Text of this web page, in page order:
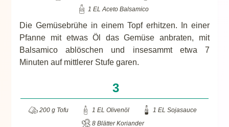
1 EL Aceto Balsamico
Die Gemüsebrühe in einem Topf erhitzen. In einer
Pfanne mit etwas Öl das Gemüse anbraten, mit
Balsamico ablöschen und insesammt etwa 7
Minuten auf mittlerer Stufe garen.
200 g Tofu 1 EL Olivenöl
1 EL Sojasauce
8 Blätter Koriander